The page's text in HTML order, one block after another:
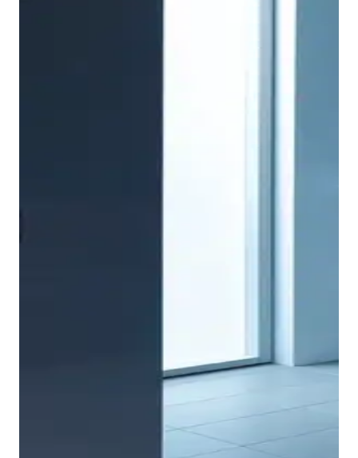
Anche per i mobili da bagno prevalgono leggerezza e